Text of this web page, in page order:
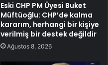
Eski CHP PM Üyesi Buket
Müftüoğlu: CHP’de kalma
kararım, herhangi bir kişiye
verilmiş bir destek değildir
Ağustos 8, 2026